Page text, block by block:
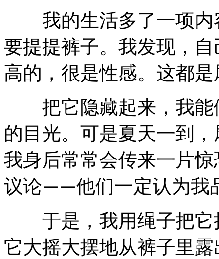
我的生活多了一项内
要提提裤子。我发现，
高的，很是性感。这都
把它隐藏起来，我能
的目光。可是夏天一到
我身后常常会传来一片
议论——他们一定认为我
于是，我用绳子把它
它大摇大摆地从裤子里